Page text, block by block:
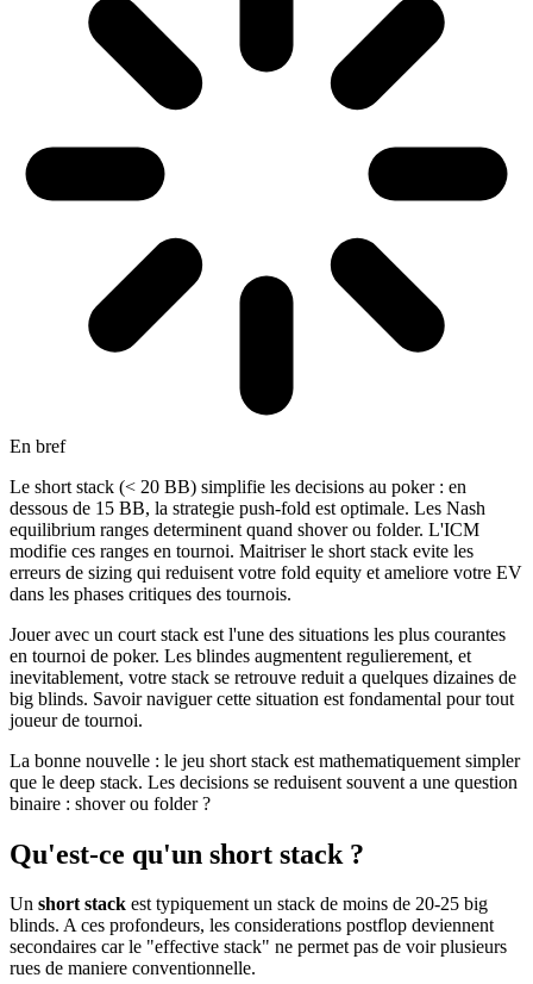
En bref
Le short stack (< 20 BB) simplifie les decisions au poker : en
dessous de 15 BB, la strategie push-fold est optimale. Les Nash
equilibrium ranges determinent quand shover ou folder. L'ICM
modifie ces ranges en tournoi. Maitriser le short stack evite les
erreurs de sizing qui reduisent votre fold equity et ameliore votre EV
dans les phases critiques des tournois.
Jouer avec un court stack est l'une des situations les plus courantes
en tournoi de poker. Les blindes augmentent regulierement, et
inevitablement, votre stack se retrouve reduit a quelques dizaines de
big blinds. Savoir naviguer cette situation est fondamental pour tout
joueur de tournoi.
La bonne nouvelle : le jeu short stack est mathematiquement simpler
que le deep stack. Les decisions se reduisent souvent a une question
binaire : shover ou folder ?
Qu'est-ce qu'un short stack ?
Un short stack est typiquement un stack de moins de 20-25 big
blinds. A ces profondeurs, les considerations postflop deviennent
secondaires car le "effective stack" ne permet pas de voir plusieurs
rues de maniere conventionnelle.